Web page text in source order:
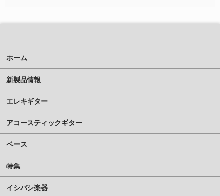
ホーム
新製品情報
エレキギター
アコースティックギター
ベース
特集
イシバシ楽器